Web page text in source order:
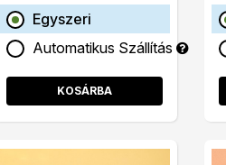
Egyszeri
Automatikus Szállítás
KOSÁRBA